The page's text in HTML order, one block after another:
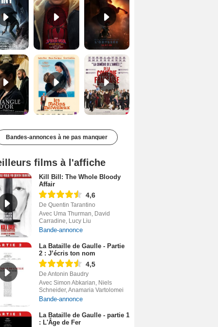
Le Triangle d'or Bande-annonce VF De la Comédie-Française Teaser VF
Bandes-annonces à ne pas manquer
films à l'affiche
Kill Bill: The Whole Bloody
Affair
4,6
De Quentin Tarantino
Avec Uma Thurman, David
Carradine, Lucy Liu
Bande-annonce
La Bataille de Gaulle - Partie
2 : J’écris ton nom
4,5
De Antonin Baudry
Avec Simon Abkarian, Niels
Schneider, Anamaria Vartolomei
Bande-annonce
La Bataille de Gaulle - partie 1
: L'Âge de Fer